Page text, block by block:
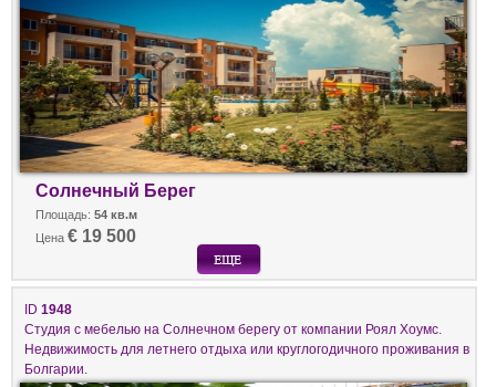
Солнечный Берег
Площадь: 54 кв.м
Цена € 19 500
ID 1948
Студия с мебелью на Солнечном берегу от компании Роял Хоумс.
Недвижимость для летнего отдыха или круглогодичного проживания в
Болгарии.